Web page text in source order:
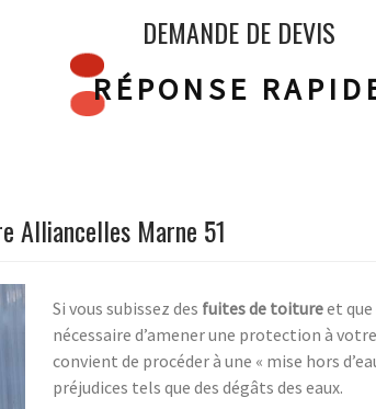
DEMANDE DE DEVIS
RÉPONSE
Alliancelles Marne 51
Si vous subissez des fuites de toitureet
nécessaire d’amener une protection à votre
convient de procéder à une « mise hors
préjudices tels que des dégâts des eaux.